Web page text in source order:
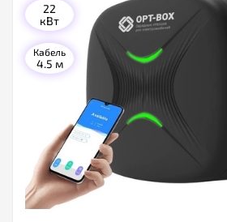
22
кВт
Кабель
4.5 м